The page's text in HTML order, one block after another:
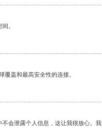
。
覆盖和最高安全性的连接。
会泄露个人信息，这让我很放心。